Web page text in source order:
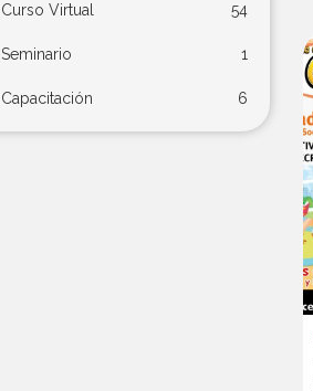
Curso Virtual 54
Seminario 1
Capacitación 6